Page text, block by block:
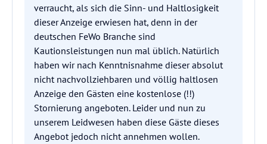
verraucht, als sich die Sinn- und Haltlosigkeit
dieser Anzeige erwiesen hat, denn in der
deutschen FeWo Branche sind
Kautionsleistungen nun mal üblich. Natürlich
haben wir nach Kenntnisnahme dieser absolut
nicht nachvollziehbaren und völlig haltlosen
Anzeige den Gästen eine kostenlose (!!)
Stornierung angeboten. Leider und nun zu
unserem Leidwesen haben diese Gäste dieses
Angebot jedoch nicht annehmen wollen.